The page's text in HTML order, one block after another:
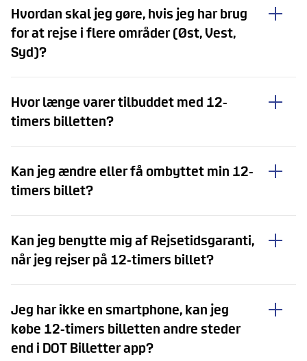
Hvordan skal jeg gøre, hvis jeg har brug
for at rejse i flere områder (Øst, Vest,
Syd)?
Hvor længe varer tilbuddet med 12-
timers billetten?
Kan jeg ændre eller få ombyttet min 12-
timers billet?
Kan jeg benytte mig af Rejsetidsgaranti,
når jeg rejser på 12-timers billet?
Jeg har ikke en smartphone, kan jeg
købe 12-timers billetten andre steder
end i DOT Billetter app?